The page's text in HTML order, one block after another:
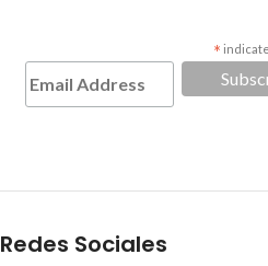
*
Redes Sociales